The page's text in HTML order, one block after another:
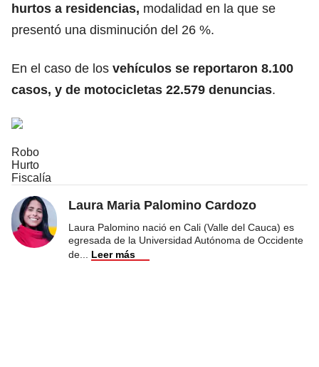
hurtos a residencias, modalidad en la que se
presentó una disminución del 26 %.
En el caso de los vehículos se reportaron 8.100
casos, y de motocicletas 22.579 denuncias.
Robo
Hurto
Fiscalía
Laura Maria Palomino Cardozo
Laura Palomino nació en Cali (Valle del Cauca) es
egresada de la Universidad Autónoma de Occidente
de
Leer más